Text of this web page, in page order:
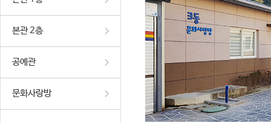
본관 2층
공예관
문화사랑방